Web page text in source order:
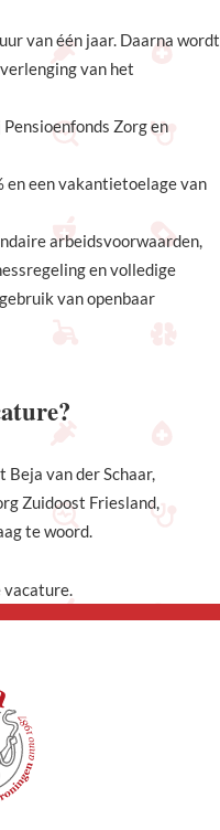
van één jaar. Daarna wordt
van het
Zorg en
en een vakantietoelage van
arbeidsvoorwaarden,
en volledige
van openbaar
van der Schaar,
Zuidoost Friesland,
te woord.
vacature.